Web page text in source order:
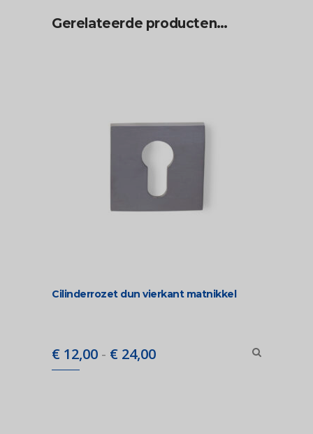
Gerelateerde producten…
Cilinderrozet dun vierkant matnikkel
€ 12,00 - € 24,00Prijsklasse: